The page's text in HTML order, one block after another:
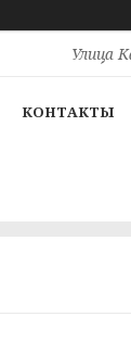
Улица
КОНТАКТЫ